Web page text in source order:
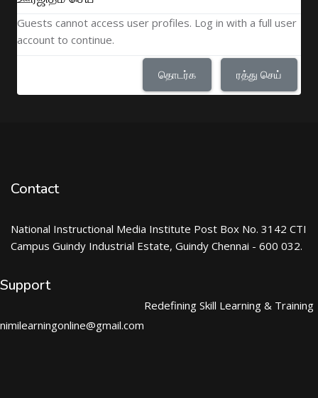
Guests cannot access user profiles. Log in with a full user
account to continue.
தொடர்க ரத்து செய்
Contact
National Instructional Media Institute Post Box No. 3142 CTI
Campus Guindy Industrial Estate, Guindy Chennai - 600 032.
Support
nimilearningonline@gmail.com
Redefining Skill Learning & Training